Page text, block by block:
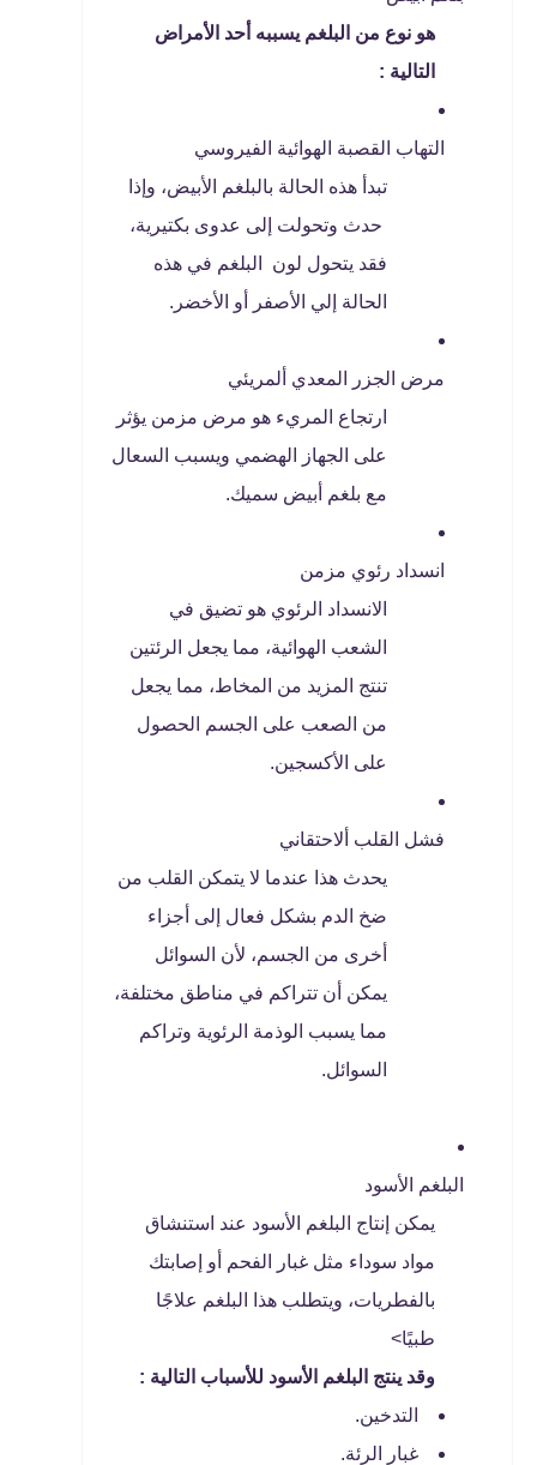
هو نوع من البلغم يسببه أحد الأمراض
التالية :
التهاب القصبة الهوائية الفيروسي
تبدأ هذه الحالة بالبلغم الأبيض، وإذا
حدث وتحولت إلى عدوى بكتيرية،
فقد يتحول لون البلغم في هذه
الحالة إلي الأصفر أو الأخضر.
مرض الجزر المعدي ألمريئي
ارتجاع المريء هو مرض مزمن يؤثر
على الجهاز الهضمي ويسبب السعال
مع بلغم أبيض سميك.
انسداد رئوي مزمن
الانسداد الرئوي هو تضيق في
الشعب الهوائية، مما يجعل الرئتين
تنتج المزيد من المخاط، مما يجعل
من الصعب على الجسم الحصول
على الأكسجين.
فشل القلب ألاحتقاني
يحدث هذا عندما لا يتمكن القلب من
ضخ الدم بشكل فعال إلى أجزاء
أخرى من الجسم، لأن السوائل
يمكن أن تتراكم في مناطق مختلفة،
مما يسبب الوذمة الرئوية وتراكم
السوائل.
البلغم الأسود
يمكن إنتاج البلغم الأسود عند استنشاق
مواد سوداء مثل غبار الفحم أو إصابتك
بالفطريات، ويتطلب هذا البلغم علاجًا
طبيًا>
وقد ينتج البلغم الأسود للأسباب التالية :
التدخين.
غبار الرئة.